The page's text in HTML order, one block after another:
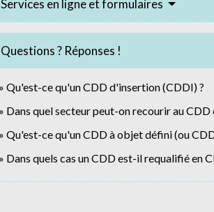
Services en ligne et formulaires
Questions ? Réponses !
Qu'est-ce qu'un CDD d'insertion (CDDI) ?
Dans quel secteur peut-on recourir au CDD
Qu'est-ce qu'un CDD à objet défini (ou
Dans quels cas un CDD est-il requalifié en